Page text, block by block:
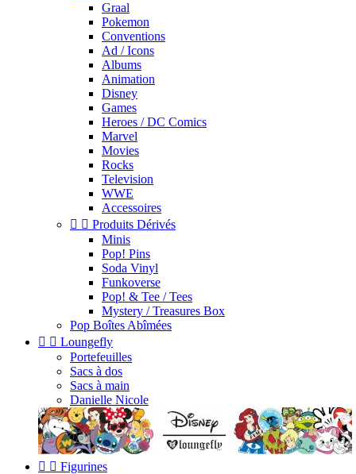
Graal
Pokemon
Conventions
Ad / Icons
Albums
Animation
Disney
Games
Heroes / DC Comics
Marvel
Movies
Rocks
Television
WWE
Accessoires
  Produits Dérivés
Minis
Pop! Pins
Soda Vinyl
Funkoverse
Pop! & Tee / Tees
Mystery / Treasures Box
Pop Boîtes Abîmées
  Loungefly
Portefeuilles
Sacs à dos
Sacs à main
Danielle Nicole
  Figurines